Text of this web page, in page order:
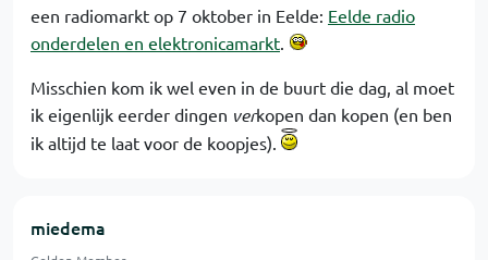
een radiomarkt op 7 oktober in Eelde: Eelde radio
onderdelen en elektronicamarkt.
Misschien kom ik wel even in de buurt die dag, al moet
ik eigenlijk eerder dingen verkopen dan kopen (en ben
ik altijd te laat voor de koopjes).
miedema